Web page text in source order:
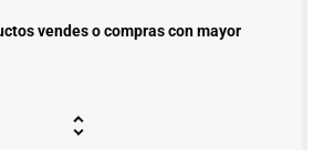
vendes o compras con mayor